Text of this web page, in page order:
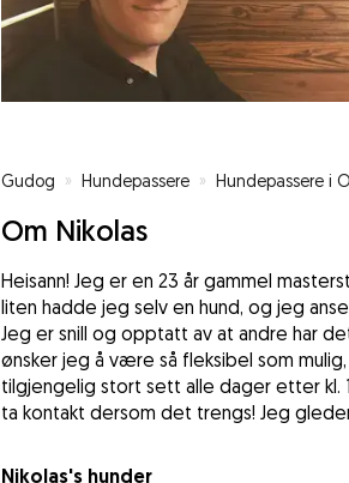
Gudog » Hundepassere » Hundepassere i
Om Nikolas
Heisann! Jeg er en 23 år gammel
liten hadde jeg selv en hund, og jeg
Jeg er snill og opptatt av at andre har
ønsker jeg å være så fleksibel som
tilgjengelig stort sett alle dager etter kl.
ta kontakt dersom det trengs! Jeg
Nikolas's hunder